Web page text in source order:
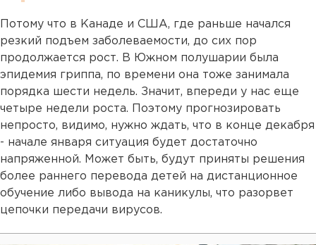
Потому что в Канаде и США, где раньше начался
резкий подъем заболеваемости, до сих пор
продолжается рост. В Южном полушарии была
эпидемия гриппа, по времени она тоже занимала
порядка шести недель. Значит, впереди у нас еще
четыре недели роста. Поэтому прогнозировать
непросто, видимо, нужно ждать, что в конце декабря
- начале января ситуация будет достаточно
напряженной. Может быть, будут приняты решения
более раннего перевода детей на дистанционное
обучение либо вывода на каникулы, что разорвет
цепочки передачи вирусов.